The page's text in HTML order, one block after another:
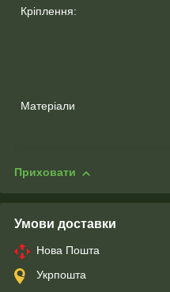
Кріплення:
Матеріали
Приховати
Умови доставки
Нова Пошта
Укрпошта